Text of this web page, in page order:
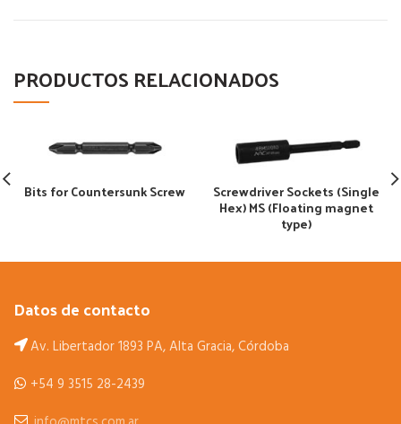
PRODUCTOS RELACIONADOS
Bits for Countersunk Screw Screwdriver Sockets (Single
Hex) MS (Floating magnet
type)
Datos de contacto
Av. Libertador 1893 PA, Alta Gracia, Córdoba
+54 9 3515 28-2439